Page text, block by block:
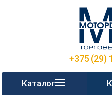
+375 (29)
Каталог